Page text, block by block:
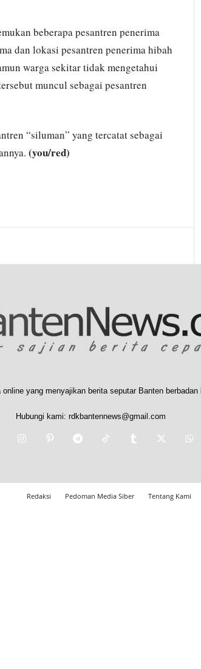
beberapa pesantren penerima
dan lokasi pesantren penerima hibah
warga sekitar tidak mengetahui
muncul sebagai pesantren
“siluman” yang tercatat sebagai
(you/red)
yang menyajikan berita seputar Banten
Hubungi kami: rdkbantennews@gmail.com
Redaksi Pedoman Media Siber Tentang Kami